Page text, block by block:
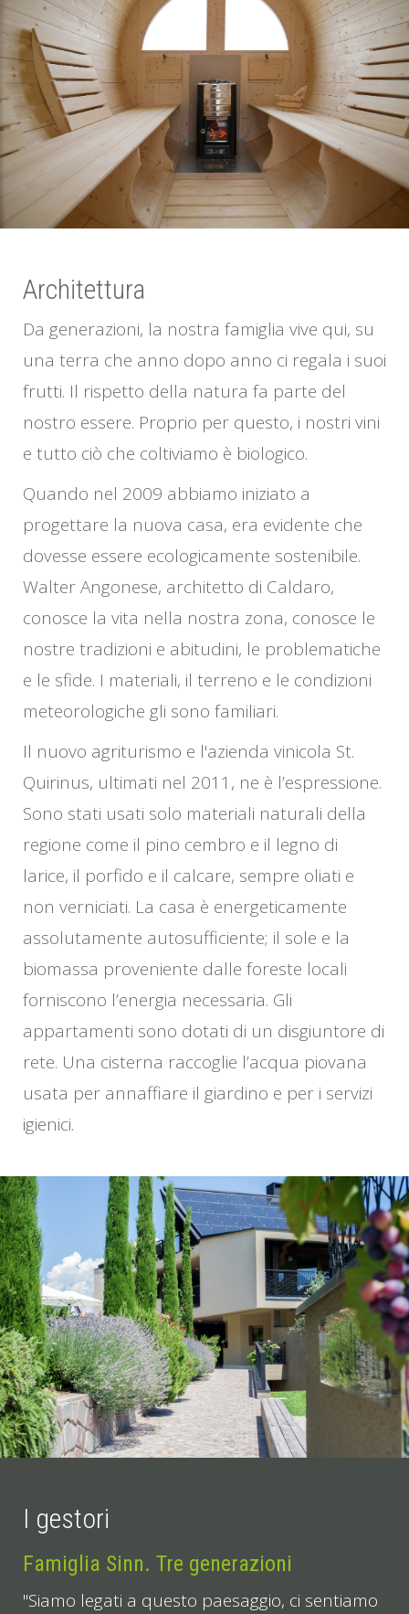
Architettura
Da generazioni, la nostra famiglia vive qui, su
una terra che anno dopo anno ci regala i suoi
frutti. Il rispetto della natura fa parte del
nostro essere. Proprio per questo, i nostri vini
e tutto ciò che coltiviamo è biologico.
Quando nel 2009 abbiamo iniziato a
progettare la nuova casa, era evidente che
dovesse essere ecologicamente sostenibile.
Walter Angonese, architetto di Caldaro,
conosce la vita nella nostra zona, conosce le
nostre tradizioni e abitudini, le problematiche
e le sfide. I materiali, il terreno e le condizioni
meteorologiche gli sono familiari.
Il nuovo agriturismo e l'azienda vinicola St.
Quirinus, ultimati nel 2011, ne è l’espressione.
Sono stati usati solo materiali naturali della
regione come il pino cembro e il legno di
larice, il porfido e il calcare, sempre oliati e
non verniciati. La casa è energeticamente
assolutamente autosufficiente; il sole e la
biomassa proveniente dalle foreste locali
forniscono l’energia necessaria. Gli
appartamenti sono dotati di un disgiuntore di
rete. Una cisterna raccoglie l’acqua piovana
usata per annaffiare il giardino e per i servizi
igienici.
I gestori
Famiglia Sinn. Tre generazioni
"Siamo legati a questo paesaggio, ci sentiamo